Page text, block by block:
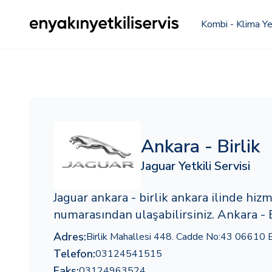
Kombi - Klima
Ankara - Birlik
Jaguar Yetkili Servisi
Jaguar ankara - birlik ankara ilinde
numarasından ulaşabilirsiniz. Ankara
Adres:Birlik Mahallesi 448. Cadde No:43 06610
Telefon:03124541515